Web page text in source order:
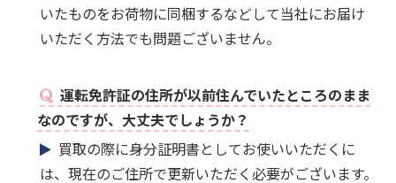
いたものをお荷物に同梱するなどして当社にお届け
いただく方法でも問題ございません。
運転免許証の住所が以前住んでいたところのまま
なのですが、大丈夫でしょうか？
買取の際に身分証明書としてお使いいただくに
は、現在のご住所で更新いただく必要がございます。